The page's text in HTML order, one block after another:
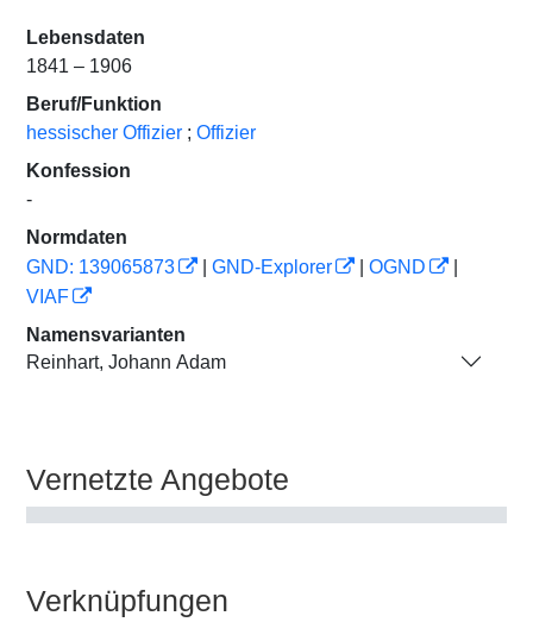
Lebensdaten
1841 – 1906
Beruf/Funktion
hessischer Offizier ; Offizier
Konfession
-
Normdaten
GND: 139065873
GND-Explorer OGND
VIAF
Namensvarianten
Reinhart, Johann Adam
Vernetzte Angebote
Verknüpfungen